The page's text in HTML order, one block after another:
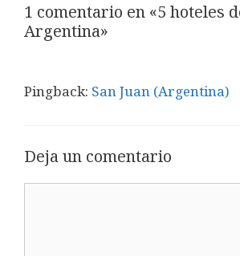
1 comentario en «5 hoteles
Argentina»
Pingback: San Juan (Argentina)
Deja un comentario